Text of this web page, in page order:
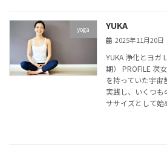
yoga YUKA
2025年11月20日
YUKA 浄化とヨガ
期） PROFILE 次
を持っていた宇
実践し、いくつ
ササイズとして